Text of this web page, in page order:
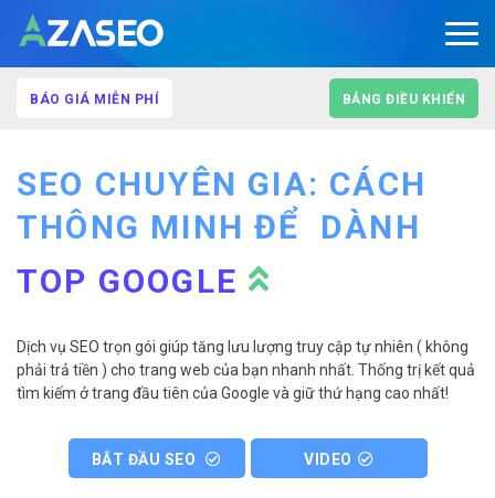
BÁO GIÁ MIỄN PHÍ BẢNG ĐIỀU KHIỂN
SEO CHUYÊN GIA: CÁCH
THÔNG MINH ĐỂ
DÀNH
TOP GOOGLE
Dịch vụ SEO trọn gói giúp tăng lưu lượng truy cập tự nhiên ( không
phải trả tiền ) cho trang web của bạn nhanh nhất. Thống trị kết quả
tìm kiếm ở trang đầu tiên của Google và giữ thứ hạng cao nhất!
BẮT ĐẦU SEO VIDEO